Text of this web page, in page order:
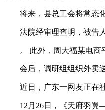
将来，县总工会将常态化
法院经审理查明，被告人
。 此外，周大福某电商平
会后，调研组组织外卖送
近日，广东一网友正在社
12月26日，《天府羽翼——